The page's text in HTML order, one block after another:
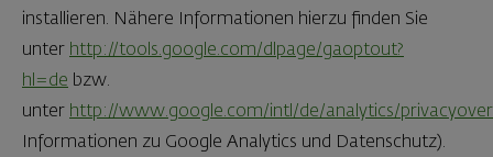
installieren. Nähere Informationen hierzu finden Sie
unter http://tools.google.com/dlpage/gaoptout?
hl=de bzw.
unter http://www.google.com/intl/de/analytics/
Informationen zu Google Analytics und Datenschutz).